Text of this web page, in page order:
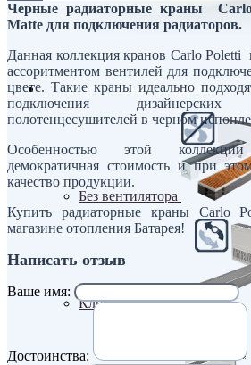
Внутрипольные конвекторы
Без вентилятора
Климаконвекторы
Черные радиаторные краны
Matte для подключения радиаторов.
Данная коллекция кранов Carlo
ассоритментом вентилей для
цвете. Такие краны идеально
подключения
полотенцесушителей в черном
Особенностью этой
демократичная стоимость и при
качество продукции.
Купить радиаторные краны Carlo
магазине отопления Батарея!
Написать отзыв
Ваше имя:
Достоинства: